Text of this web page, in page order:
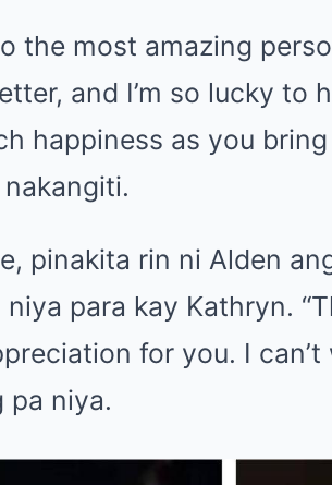
the most amazing
and I’m so lucky to
happiness as you
pinakita rin ni Alden
para kay Kathryn.
for you. I
pa niya.